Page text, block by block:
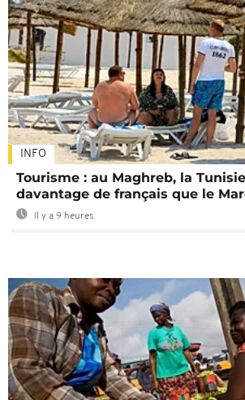
INFO
Tourisme : au Maghreb, la
davantage de français que le
Il y a 9 heures